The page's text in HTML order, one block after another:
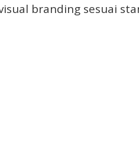
branding sesuai